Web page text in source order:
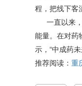
程，把线下客
一直以来
能量。在对药
示，“中成药
推荐阅读： 重